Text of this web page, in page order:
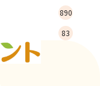
890
83